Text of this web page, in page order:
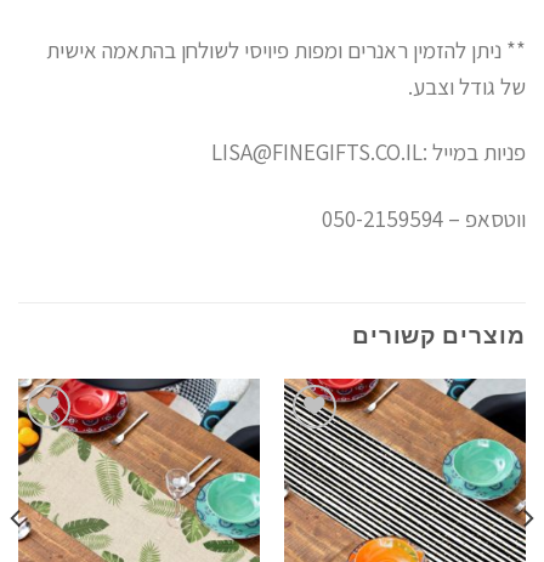
** ניתן להזמין ראנרים ומפות פיויסי לשולחן בהתאמה אישית
של גודל וצבע.
פניות במייל :LISA@FINEGIFTS.CO.IL
ווטסאפ – 050-2159594
מוצרים קשורים
הוסף
לרשימת
המשאלות
הוסף
לרשימת
המשאלות